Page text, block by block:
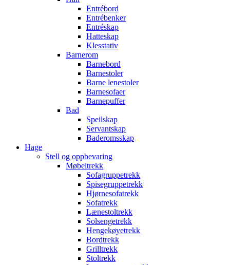
Entrébord
Entrébenker
Entréskap
Hatteskap
Klesstativ
Barnerom
Barnebord
Barnestoler
Barne lenestoler
Barnesofaer
Barnepuffer
Bad
Speilskap
Servantskap
Baderomsskap
Hage
Stell og oppbevaring
Møbeltrekk
Sofagruppetrekk
Spisegruppetrekk
Hjørnesofatrekk
Sofatrekk
Lænestoltrekk
Solsengetrekk
Hengekøyetrekk
Bordtrekk
Grilltrekk
Stoltrekk